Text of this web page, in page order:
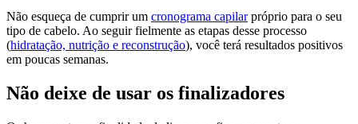
Não esqueça de cumprir um cronograma capilarpróprio para o seu
tipo de cabelo. Ao seguir fielmente as etapas desse processo
(hidratação, nutrição e reconstrução), você terá resultados positivos
em poucas semanas.
Não deixe de usar os finalizadores